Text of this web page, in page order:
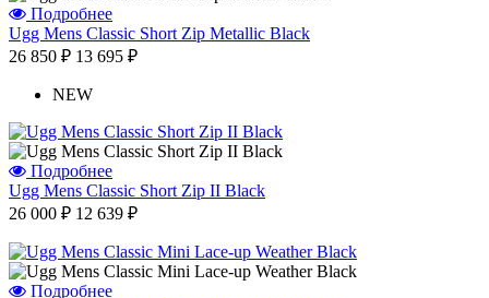
Подробнее
Ugg Mens Classic Short Zip Metallic Black
26 850 ₽ 13 695 ₽
NEW
Подробнее
Ugg Mens Classic Short Zip II Black
26 000 ₽ 12 639 ₽
Подробнее